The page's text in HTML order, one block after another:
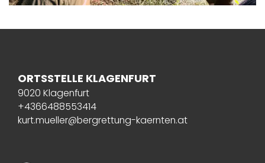
ORTSSTELLE KLAGENFURT
9020 Klagenfurt
+4366488553414
kurt.mueller@bergrettung-kaernten.at